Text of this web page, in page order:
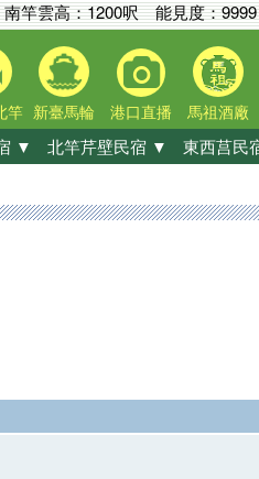
南竿雲高：1200呎能見度：
竿 新臺馬輪 港口直播 馬祖酒廠
▼ 北竿芹壁民宿 ▼ 東西莒民